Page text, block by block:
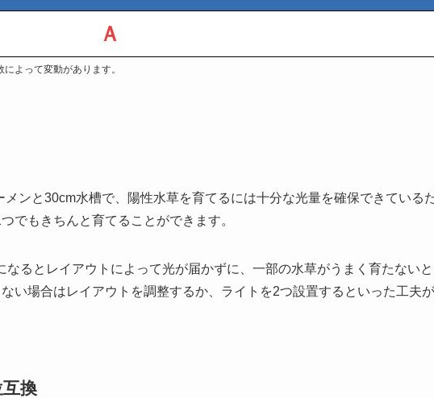
Ａ
よって変動があります。
ンと30cm水槽で、陽性水草を育てるには十分な光量を確保できている
でもきちんと育てることができます。
るとレイアウトによって光が届かずに、一部の水草がうまく育たないと
い場合はレイアウトを調整するか、ライトを2つ設置するといった工夫が
換